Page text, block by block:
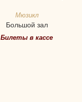
Мюзикл
Большой зал
Билеты в кассе